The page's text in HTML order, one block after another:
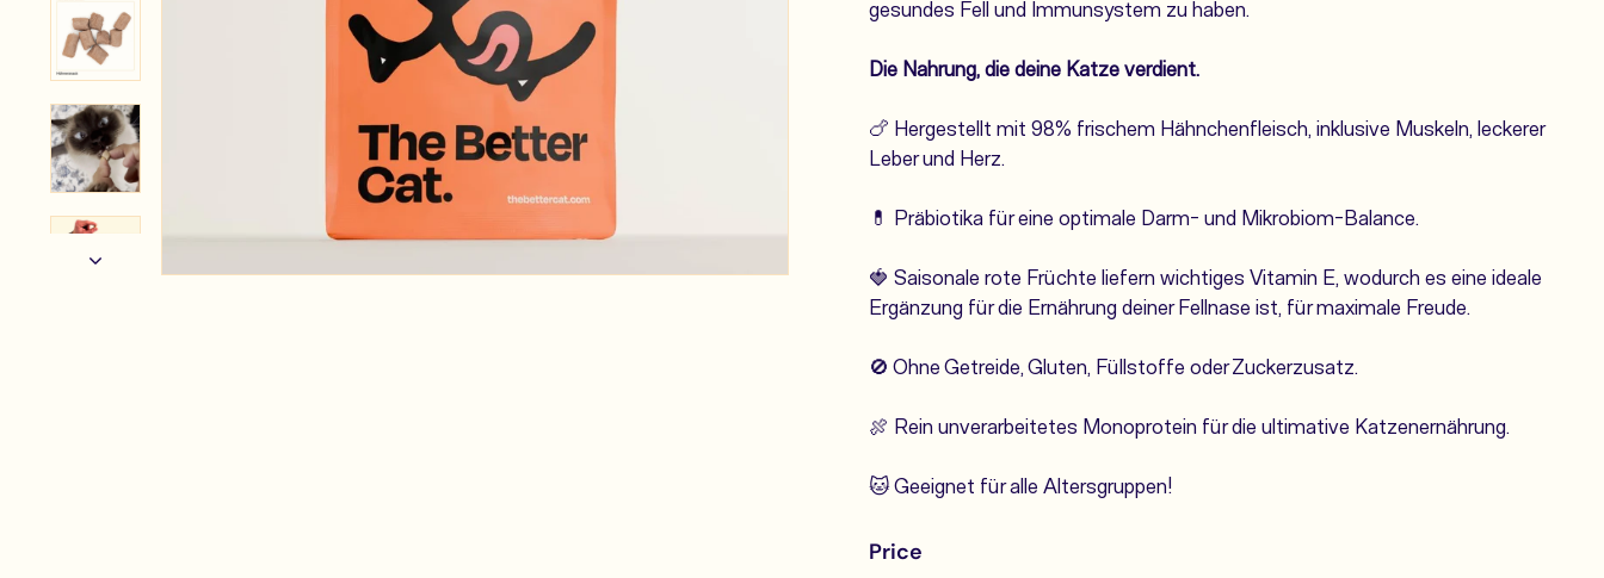
gesundes Fell und Immunsystem zu haben.
Die Nahrung, die deine Katze verdient.
🍗 Hergestellt mit 98% frischem Hähnchenfleisch, inklusive Muskeln, leckerer
Leber und Herz.
💊 Präbiotika für eine optimale Darm- und Mikrobiom-Balance.
🍓 Saisonale rote Früchte liefern wichtiges Vitamin E, wodurch es eine ideale
Ergänzung für die Ernährung deiner Fellnase ist, für maximale Freude.
🚫 Ohne Getreide, Gluten, Füllstoffe oder Zuckerzusatz.
🍖 Rein unverarbeitetes Monoprotein für die ultimative Katzenernährung.
🐱 Geeignet für alle Altersgruppen!
Price